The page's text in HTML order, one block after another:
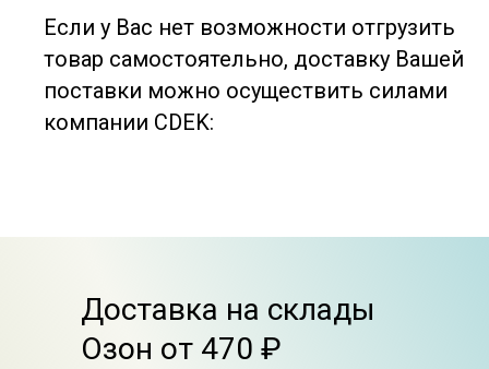
Если у Вас нет возможности отгрузить
товар самостоятельно, доставку Вашей
поставки можно осуществить силами
компании CDEK:
Доставка на склады
Озон от 470 ₽